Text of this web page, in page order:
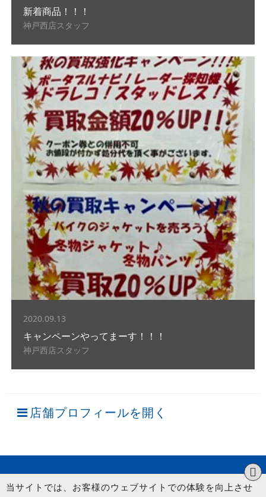
新着商品！！！
神戸西店スタッフ
2020.09.13
キャンペーンやってまーす！！！
神戸西店スタッフ
店舗プロフィールを開く
当サイトでは、お客様のウェブサイトでの体験を向上させ